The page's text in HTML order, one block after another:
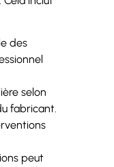
des
selon
fabricant.
peut